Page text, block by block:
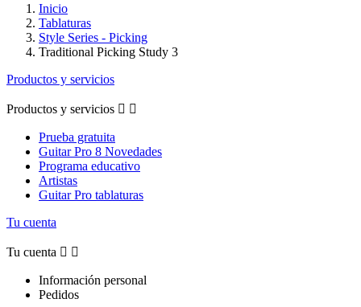
Inicio
Tablaturas
Style Series - Picking
Traditional Picking Study 3
Productos y servicios
Productos y servicios  
Prueba gratuita
Guitar Pro 8 Novedades
Programa educativo
Artistas
Guitar Pro tablaturas
Tu cuenta
Tu cuenta  
Información personal
Pedidos